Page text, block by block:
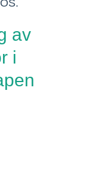
av
i